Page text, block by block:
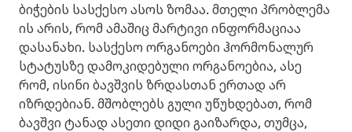
ბიჭების სასქესო ასოს ზომაა. მთელი პრობლემა
ის არის, რომ ამაშიც მარტივი ინფორმაციაა
დასანახი. სასქესო ორგანოები ჰორმონალურ
სტატუსზე დამოკიდებული ორგანოებია, ასე
რომ, ისინი ბავშვის ზრდასთან ერთად არ
იზრდებიან. მშობლებს გული უწუხდებათ, რომ
ბავშვი ტანად ასეთი დიდი გაიზარდა, თუმცა,